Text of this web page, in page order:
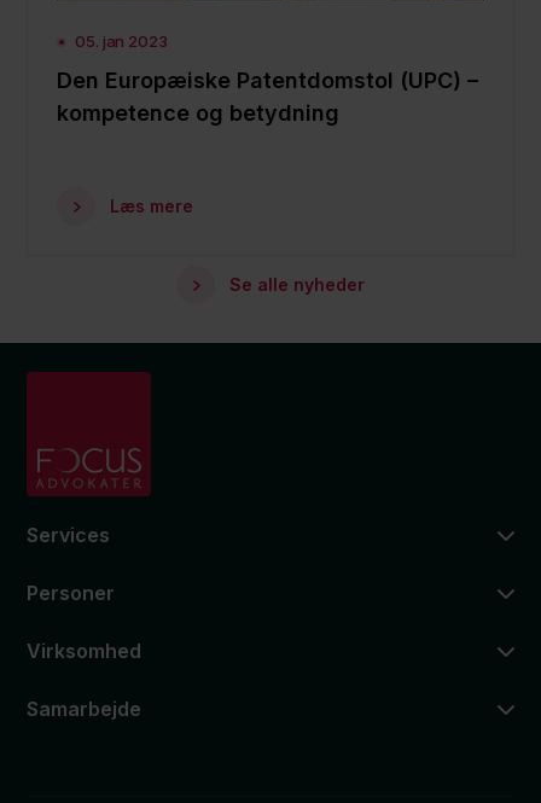
05. jan 2023
Den Europæiske Patentdomstol (UPC) –
kompetence og betydning
Læs mere
Se alle nyheder
Services
Personer
Virksomhed
Samarbejde